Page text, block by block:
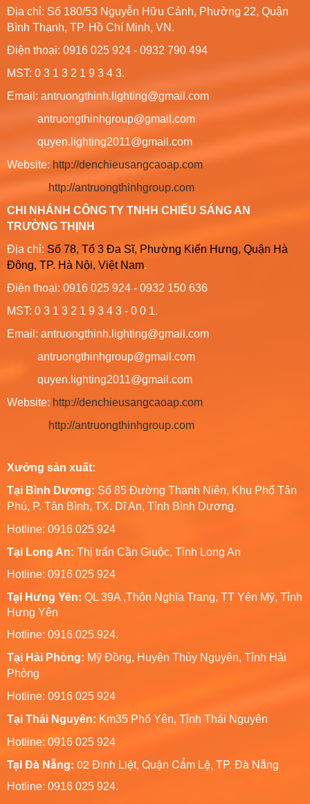
Địa chỉ: Số 180/53 Nguyễn Hữu Cảnh, Phường 22, Quận
Bình Thạnh, TP. Hồ Chí Minh, VN.
Điện thoại: 0916 025 924 - 0932 790 494
MST: 0 3 1 3 2 1 9 3 4 3.
Email: antruongthinh.lighting@gmail.com
antruongthinhgroup@gmail.com
quyen.lighting2011@gmail.com
Website: http://denchieusangcaoap.com
http://antruongthinhgroup.com
CHI NHÁNH CÔNG TY TNHH CHIẾU SÁNG AN
TRƯỜNG THỊNH
Địa chỉ: Số 78, Tổ 3 Đa Sĩ, Phường Kiến Hưng, Quận Hà
Đông, TP. Hà Nội, Việt Nam.
Điện thoại: 0916 025 924 - 0932 150 636
MST: 0 3 1 3 2 1 9 3 4 3 - 0 0 1.
Email: antruongthinh.lighting@gmail.com
antruongthinhgroup@gmail.com
quyen.lighting2011@gmail.com
Website: http://denchieusangcaoap.com
http://antruongthinhgroup.com
Xưởng sản xuất:
Tại Bình Dương: Số 85 Đường Thanh Niên, Khu Phố Tân
Phú, P. Tân Bình, TX. Dĩ An, Tỉnh Bình Dương.
Hotline: 0916 025 924
Tại Long An: Thị trấn Cần Giuộc, Tỉnh Long An
Hotline: 0916 025 924
Tại Hưng Yên: QL 39A ,Thôn Nghĩa Trang, TT Yên Mỹ, Tỉnh
Hưng Yên
Hotline: 0916.025.924.
Tại Hải Phòng: Mỹ Đồng, Huyện Thủy Nguyên, Tỉnh Hải
Phòng
Hotline: 0916 025 924
Tại Thái Nguyên: Km35 Phổ Yên, Tỉnh Thái Nguyên
Hotline: 0916 025 924
Tại Đà Nẵng: 02 Đinh Liệt, Quận Cẩm Lệ, TP. Đà Nẵng
Hotline: 0916 025 924.